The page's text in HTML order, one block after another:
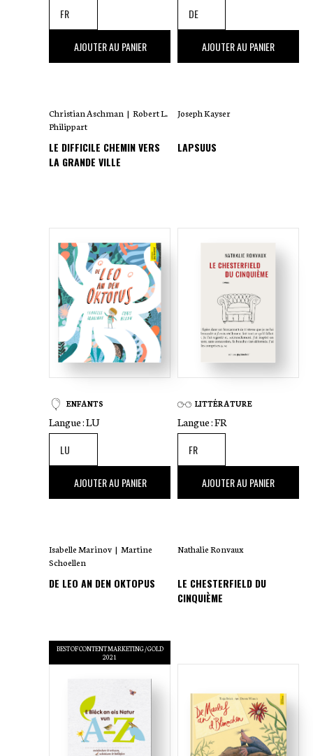
,00 €
AJOUTER AU PANIER
Christian Aschman | Robert L.
Philippart
LE DIFFICILE CHEMIN VERS
LA GRANDE VILLE
,00 €
AJOUTER AU PANIER
Joseph Kayser
LAPSUUS
ENFANTS
Langue :LU
,00 €AJOUTER AU PANIER
Isabelle Marinov | Martine
Schoellen
DE LEO AN DEN OKTOPUS
LITTÉRATURE
Langue :FR
,00 €
AJOUTER AU PANIER
Nathalie Ronvaux
LE CHESTERFIELD DU
CINQUIÈME
BEST OF CONTENT MARKETING / GOLD
2021